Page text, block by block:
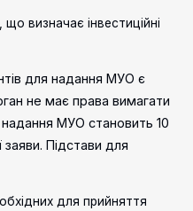
визначає інвестиційні
для надання МУО є
не має права вимагати
МУО становить 10
заяви. Підстави для
для прийняття